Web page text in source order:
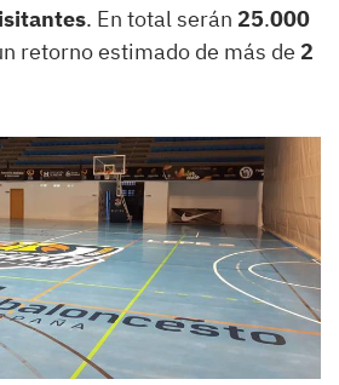
. En total serán 25.000
retorno estimado de más de 2